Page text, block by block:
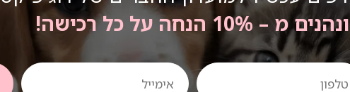
ונהנים מ – 10% הנחה על כל רכישה!
אימייל